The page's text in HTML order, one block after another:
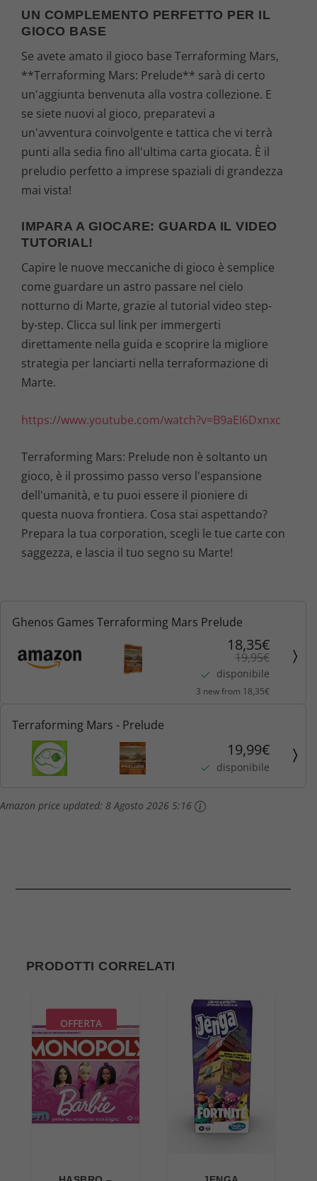
UN COMPLEMENTO PERFETTO PER IL
GIOCO BASE
Se avete amato il gioco base Terraforming Mars,
**Terraforming Mars: Prelude** sarà di certo
un'aggiunta benvenuta alla vostra collezione. E
se siete nuovi al gioco, preparatevi a
un'avventura coinvolgente e tattica che vi terrà
punti alla sedia fino all'ultima carta giocata. È il
preludio perfetto a imprese spaziali di grandezza
mai vista!
IMPARA A GIOCARE: GUARDA IL VIDEO
TUTORIAL!
Capire le nuove meccaniche di gioco è semplice
come guardare un astro passare nel cielo
notturno di Marte, grazie al tutorial video step-
by-step. Clicca sul link per immergerti
direttamente nella guida e scoprire la migliore
strategia per lanciarti nella terraformazione di
Marte.
https://www.youtube.com/watch?v=B9aEI6Dxnxc
Terraforming Mars: Prelude non è soltanto un
gioco, è il prossimo passo verso l'espansione
dell'umanità, e tu puoi essere il pioniere di
questa nuova frontiera. Cosa stai aspettando?
Prepara la tua corporation, scegli le tue carte con
saggezza, e lascia il tuo segno su Marte!
Ghenos Games Terraforming Mars Prelude
18,35€
19,95€
disponibile
3 new from 18,35€
Terraforming Mars - Prelude
19,99€
disponibile
Amazon price updated: 8 Agosto 2026 5:16
PRODOTTI CORRELATI
OFFERTA